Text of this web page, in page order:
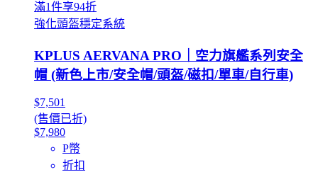
滿1件享94折
強化頭盔穩定系統
KPLUS AERVANA PRO｜空力旗艦系列安全
帽 (新色上市/安全帽/頭盔/磁扣/單車/自行車)
$7,501
(售價已折)
$7,980
P幣
折扣